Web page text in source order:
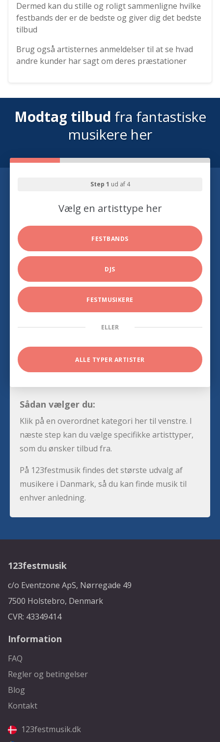
Dermed kan du stille og roligt sammenligne hvilke
festbands der er de bedste og giver dig det bedste
tilbud
Brug også artisternes anmeldelser til at se hvad
andre kunder har sagt om deres præstationer
Modtag tilbud fra fantastiske
musikere her
Step 1 ud af 4
Vælg en artisttype her
FESTBANDS
DJS
FESTMUSIKERE
ELLER
ALLE TYPER ARTISTER
Sådan vælger du:
Klik på en overordnet kategori her til venstre. I
næste step kan du vælge specifikke artisttyper,
som du ønsker tilbud fra.
På 123festmusik findes det største udvalg af
musikere i Danmark, så du kan finde musik til
enhver anledning.
123festmusik
c/o Eventzone ApS, Nørregade 49
7500 Holstebro, Denmark
CVR: 43349414
Information
FAQ
Regler og betingelser
Blog
Kontakt
123festmusik.dk